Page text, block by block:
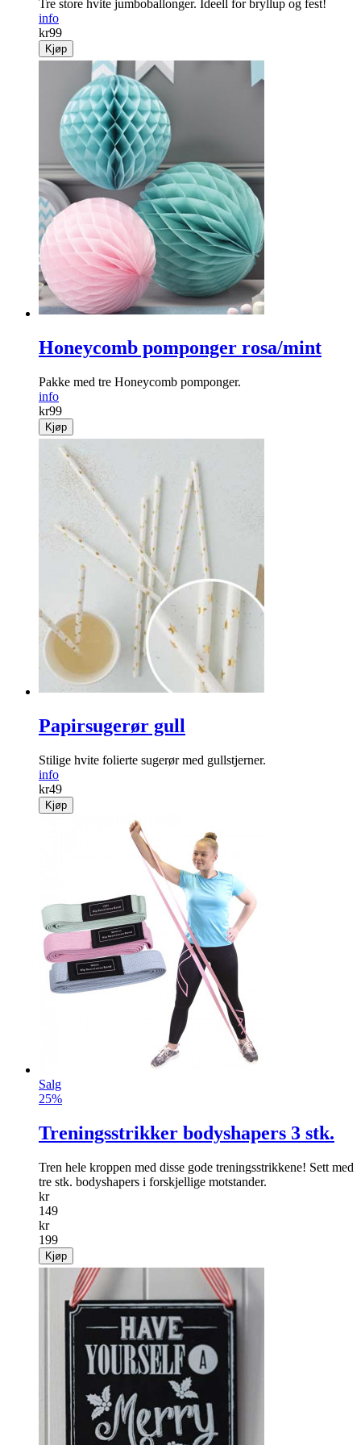
Tre store hvite jumboballonger. Ideell for bryllup og fest!
info
kr99
Kjøp
Honeycomb pomponger rosa/mint
Pakke med tre Honeycomb pomponger.
info
kr99
Kjøp
Papirsugerør gull
Stilige hvite folierte sugerør med gullstjerner.
info
kr49
Kjøp
Salg
25%
Treningsstrikker bodyshapers 3 stk.
Tren hele kroppen med disse gode treningsstrikk­ene! Sett med
tre stk. bodyshapers i forskjellige motstander.
kr
149
kr
199
Kjøp